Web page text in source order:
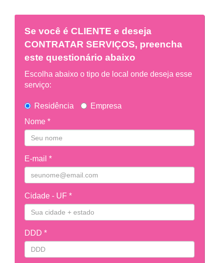
Se você é CLIENTE e deseja
CONTRATAR SERVIÇOS, preencha
este questionário abaixo
Escolha abaixo o tipo de local onde deseja esse
serviço:
Residência
Empresa
Nome *
E-mail *
Cidade - UF *
DDD *